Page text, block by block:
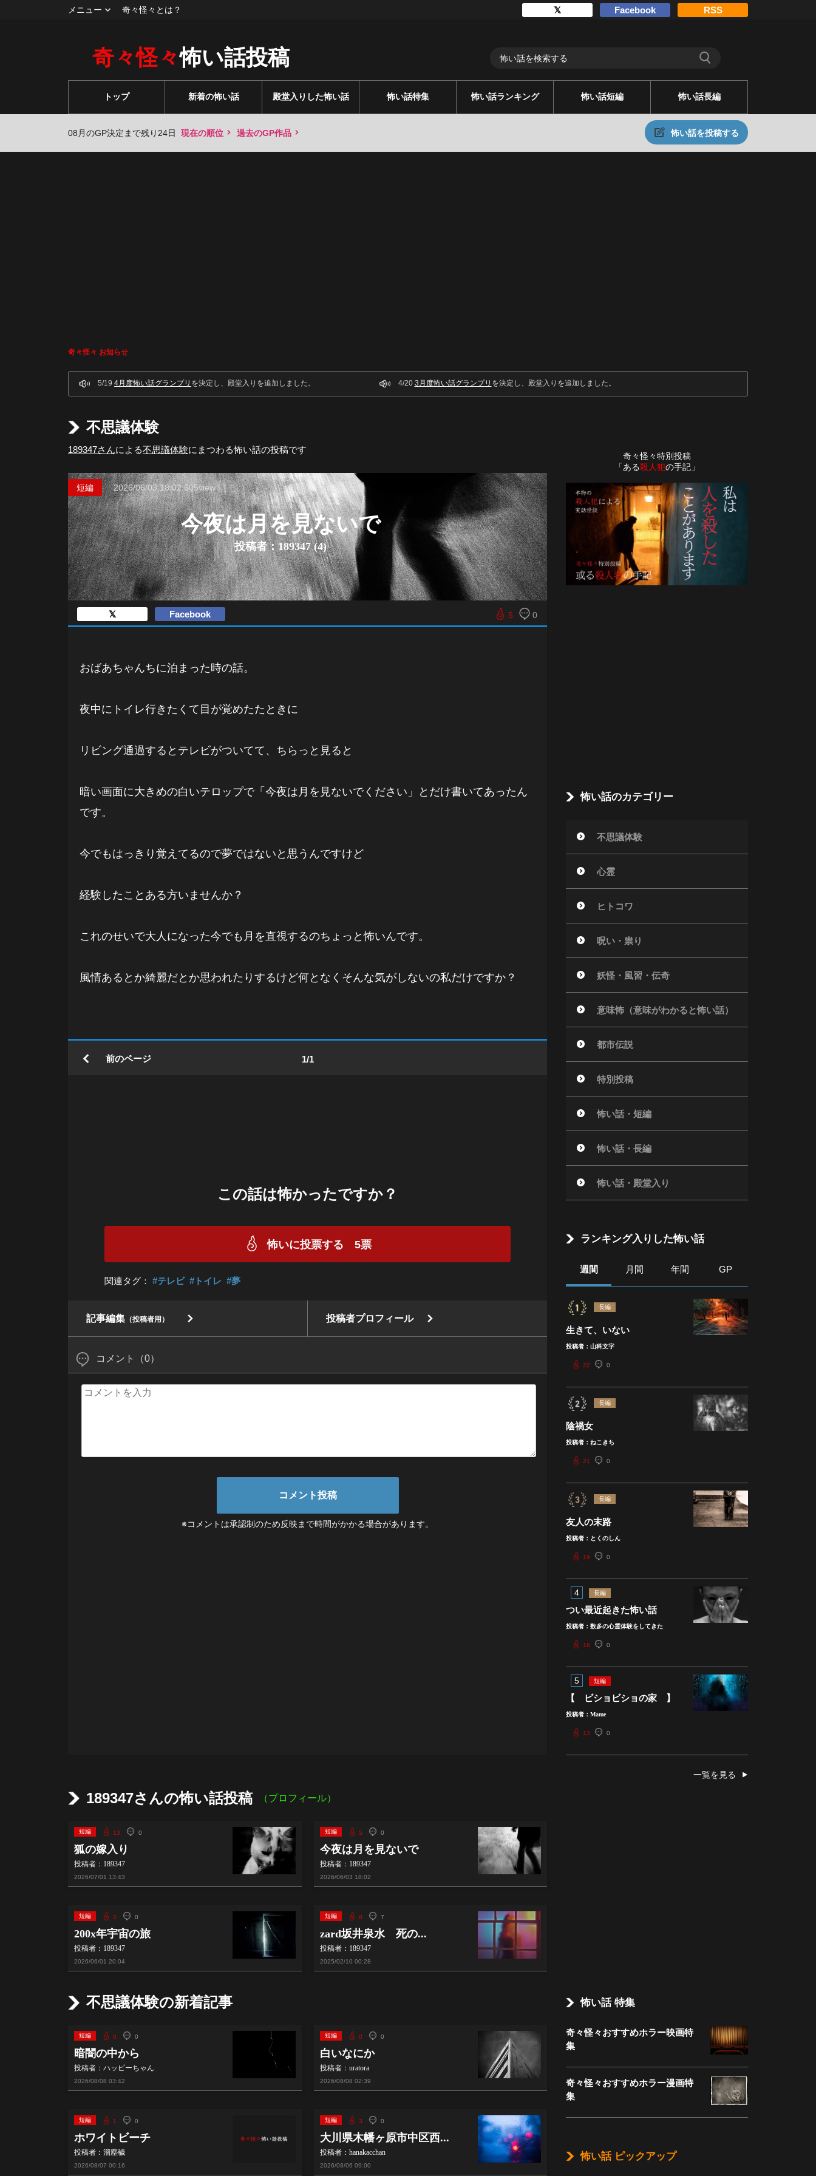
メニュー 奇々怪々とは？ 𝕏 Facebook RSS
奇々怪々怖い話投稿
トップ 新着の怖い話 殿堂入りした怖い話 怖い話特集 怖い話ランキング 怖い話短編 怖い話長編
08月のGP決定まで残り24日 現在の順位 過去のGP作品 怖い話を投稿する
奇々怪々 お知らせ
5/19 4月度怖い話グランプリ を決定し、殿堂入りを追加しました。 4/20 3月度怖い話グランプリ を決定し、殿堂入りを追加しました。
奇々怪々特別投稿
「ある殺人犯の手記」
怖い話のカテゴリー
不思議体験
心霊
ヒトコワ
呪い・祟り
妖怪・風習・伝奇
意味怖（意味がわかると怖い話）
都市伝説
特別投稿
怖い話・短編
怖い話・長編
怖い話・殿堂入り
ランキング入りした怖い話
週間 月間 年間 GP
長編
生きて、いない
投稿者：山科文字
22 0
長編
陰禍女
投稿者：ねこきち
21 0
長編
友人の末路
投稿者：とくのしん
19 0
4 長編
つい最近起きた怖い話
投稿者：数多の心霊体験をしてきた
18 0
5 短編
【 ビショビショの家 】
投稿者：Mame
13 0
一覧を見る
怖い話 特集
奇々怪々おすすめホラー映画特
集
奇々怪々おすすめホラー漫画特
集
怖い話 ピックアップ
不思議体験
189347さんによる不思議体験にまつわる怖い話の投稿です
今夜は月を見ないで
投稿者：189347 (4)
短編 2026/06/03 18:02 605view
5 0
𝕏 Facebook
おばあちゃんちに泊まった時の話。
夜中にトイレ行きたくて目が覚めたたときに
リビング通過するとテレビがついてて、ちらっと見ると
暗い画面に大きめの白いテロップで「今夜は月を見ないでください」とだけ書いてあったん
です。
今でもはっきり覚えてるので夢ではないと思うんですけど
経験したことある方いませんか？
これのせいで大人になった今でも月を直視するのちょっと怖いんです。
風情あるとか綺麗だとか思われたりするけど何となくそんな気がしないの私だけですか？
前のページ 1/1
この話は怖かったですか？
怖いに投票する 5票
関連タグ： #テレビ #トイレ #夢
記事編集 （投稿者用） 投稿者プロフィール
コメント（0）
※コメントは承認制のため反映まで時間がかかる場合があります。
189347さんの怖い話投稿 （プロフィール）
短編 13 0
狐の嫁入り
投稿者：189347
2026/07/01 13:43
短編 5 0
今夜は月を見ないで
投稿者：189347
2026/06/03 18:02
短編 2 0
200x年宇宙の旅
投稿者：189347
2026/06/01 20:04
短編 8 7
zard坂井泉水 死の...
投稿者：189347
2025/02/10 00:28
不思議体験の新着記事
短編 0 0
暗闇の中から
投稿者：ハッピーちゃん
2026/08/08 03:42
短編 0 0
白いなにか
投稿者：uratora
2026/08/08 02:39
短編 1 0
ホワイトビーチ
投稿者：溜塵穢
2026/08/07 00:16
短編 3 0
大川県木幡ヶ原市中区西...
投稿者：hanakacchan
2026/08/06 09:00